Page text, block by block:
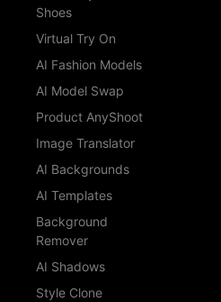
Shoes
Virtual Try On
AI Fashion Models
AI Model Swap
Product AnyShoot
Image Translator
AI Backgrounds
AI Templates
Background
Remover
AI Shadows
Style Clone